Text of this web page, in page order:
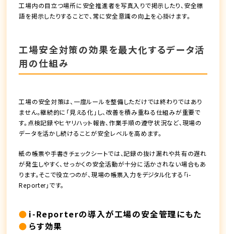
工場内の目立つ場所に安全推進者を写真入りで掲示したり、安全標
語を掲示したりすることで、常に安全意識の向上を心掛けます。
工場安全対策の効果を最大化するデータ活
用の仕組み
工場の安全対策は、一度ルールを整備しただけでは終わりではあり
ません。継続的に「見える化」し、改善を積み重ねる仕組みが重要で
す。点検記録やヒヤリハット報告、作業手順の遵守状況など、現場の
データを活かし続けることが安全レベルを高めます。
紙の帳票や手書きチェックシートでは、記録の抜け漏れや共有の遅れ
が発生しやすく、せっかくの安全活動が十分に活かされない場合もあ
ります。そこで役立つのが、現場の帳票入力をデジタル化する「i-
Reporter」です。
i-Reporterの導入が工場の安全管理にもた
らす効果